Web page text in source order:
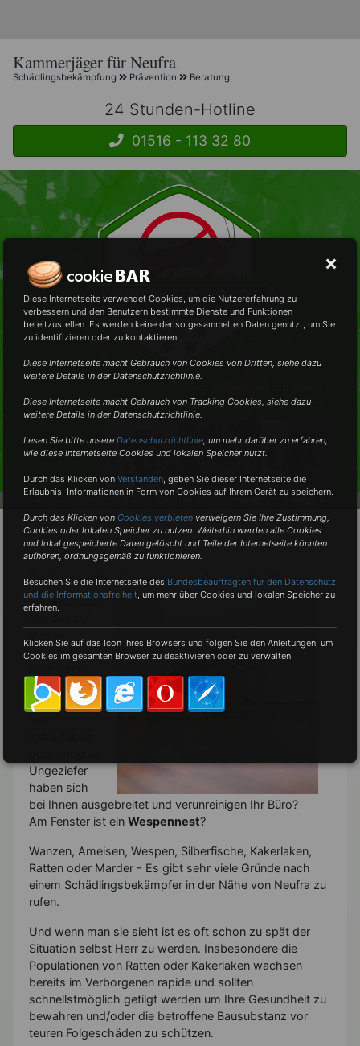
Kammerjäger für Neufra
Schädlingsbekämpfung Prävention Beratung
24 Stunden-Hotline
01516 - 113 32 80
Schädlingsbekämpfung
vom Fachmann in der Nähe
Professionell • Umweltschonend •
Professioneller Kammerjäger-Service für Neufra
Sie entdecken
Grundstück
Ihren Büros?
Kleininsekten
Ungeziefer
haben sich
bei Ihnen ausgebreitet und verunreinigen Ihr Büro?
Am Fenster ist ein Wespennest?
Wanzen, Ameisen, Wespen, Silberfische, Kakerlaken,
Ratten oder Marder - Es gibt sehr viele Gründe nach
einem Schädlingsbekämpfer in der Nähe von Neufra zu
rufen.
Und wenn man sie sieht ist es oft schon zu spät der
Situation selbst Herr zu werden. Insbesondere die
Populationen von Ratten oder Kakerlaken wachsen
bereits im Verborgenen rapide und sollten
schnellstmöglich getilgt werden um Ihre Gesundheit zu
bewahren und/oder die betroffene Bausubstanz vor
teuren Folgeschäden zu schützen.
Diese Internetseite verwendet Cookies, um die Nutzererfahrung zu
verbessern und den Benutzern bestimmte Dienste und Funktionen
bereitzustellen. Es werden keine der so gesammelten Daten genutzt, um Sie
zu identifizieren oder zu kontaktieren.
Diese Internetseite macht Gebrauch von Cookies von Dritten, siehe dazu
weitere Details in der Datenschutzrichtlinie.
Diese Internetseite macht Gebrauch von Tracking Cookies, siehe dazu
weitere Details in der Datenschutzrichtlinie.
Lesen Sie bitte unsereDatenschutzrichtlinie, um mehr darüber zu erfahren,
wie diese Internetseite Cookies und lokalen Speicher nutzt.
Durch das Klicken vonVerstanden,geben Sie dieser Internetseite die
Erlaubnis, Informationen in Form von Cookies auf Ihrem Gerät zu speichern.
Durch das Klicken von Cookies verbieten verweigern Sie Ihre Zustimmung,
Cookies oder lokalen Speicher zu nutzen. Weiterhin werden alle Cookies
und lokal gespeicherte Daten gelöscht und Teile der Internetseite könnten
aufhören, ordnungsgemäß zu funktionieren.
Besuchen Sie die Internetseite des Bundesbeauftragten für den Datenschutz
und die Informationsfreiheit, um mehr über Cookies und lokalen Speicher zu
erfahren.
Klicken Sie auf das Icon Ihres Browsers und folgen Sie den Anleitungen, um
Cookies im gesamten Browser zu deaktivieren oder zu verwalten: